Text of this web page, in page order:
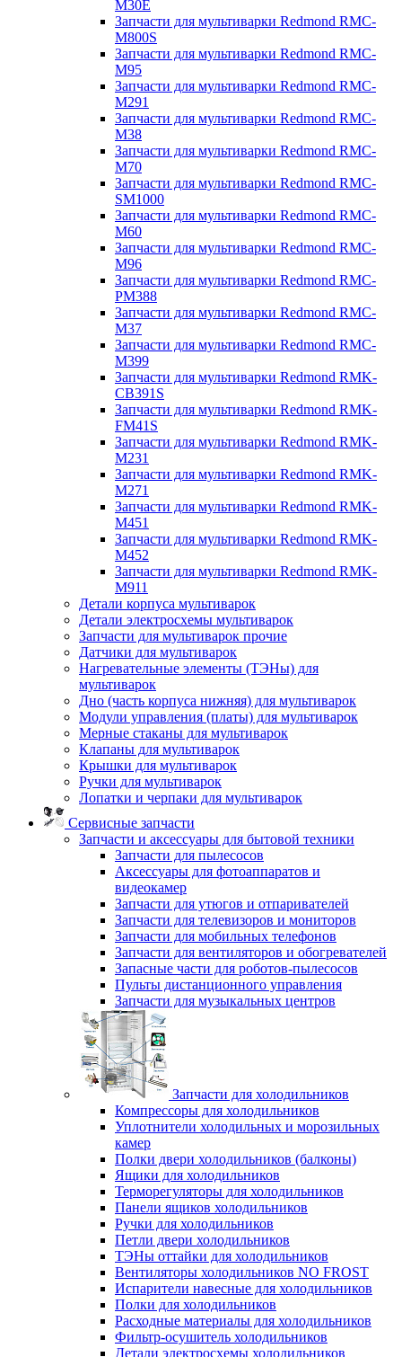
M30E
Запчасти для мультиварки Redmond RMC-
M800S
Запчасти для мультиварки Redmond RMC-
M95
Запчасти для мультиварки Redmond RMC-
M291
Запчасти для мультиварки Redmond RMC-
M38
Запчасти для мультиварки Redmond RMC-
M70
Запчасти для мультиварки Redmond RMC-
SM1000
Запчасти для мультиварки Redmond RMC-
M60
Запчасти для мультиварки Redmond RMC-
M96
Запчасти для мультиварки Redmond RMC-
PM388
Запчасти для мультиварки Redmond RMC-
M37
Запчасти для мультиварки Redmond RMC-
M399
Запчасти для мультиварки Redmond RMK-
CB391S
Запчасти для мультиварки Redmond RMK-
FM41S
Запчасти для мультиварки Redmond RMK-
M231
Запчасти для мультиварки Redmond RMK-
M271
Запчасти для мультиварки Redmond RMK-
M451
Запчасти для мультиварки Redmond RMK-
M452
Запчасти для мультиварки Redmond RMK-
M911
Детали корпуса мультиварок
Детали электросхемы мультиварок
Запчасти для мультиварок прочие
Датчики для мультиварок
Нагревательные элементы (ТЭНы) для
мультиварок
Дно (часть корпуса нижняя) для мультиварок
Модули управления (платы) для мультиварок
Мерные стаканы для мультиварок
Клапаны для мультиварок
Крышки для мультиварок
Ручки для мультиварок
Лопатки и черпаки для мультиварок
Сервисные запчасти
Запчасти и аксессуары для бытовой техники
Запчасти для пылесосов
Аксессуары для фотоаппаратов и
видеокамер
Запчасти для утюгов и отпаривателей
Запчасти для телевизоров и мониторов
Запчасти для мобильных телефонов
Запчасти для вентиляторов и обогревателей
Запасные части для роботов-пылесосов
Пульты дистанционного управления
Запчасти для музыкальных центров
Запчасти для холодильников
Компрессоры для холодильников
Уплотнители холодильных и морозильных
камер
Полки двери холодильников (балконы)
Ящики для холодильников
Терморегуляторы для холодильников
Панели ящиков холодильников
Ручки для холодильников
Петли двери холодильников
ТЭНы оттайки для холодильников
Вентиляторы холодильников NO FROST
Испарители навесные для холодильников
Полки для холодильников
Расходные материалы для холодильников
Фильтр-осушитель холодильников
Детали электросхемы холодильников